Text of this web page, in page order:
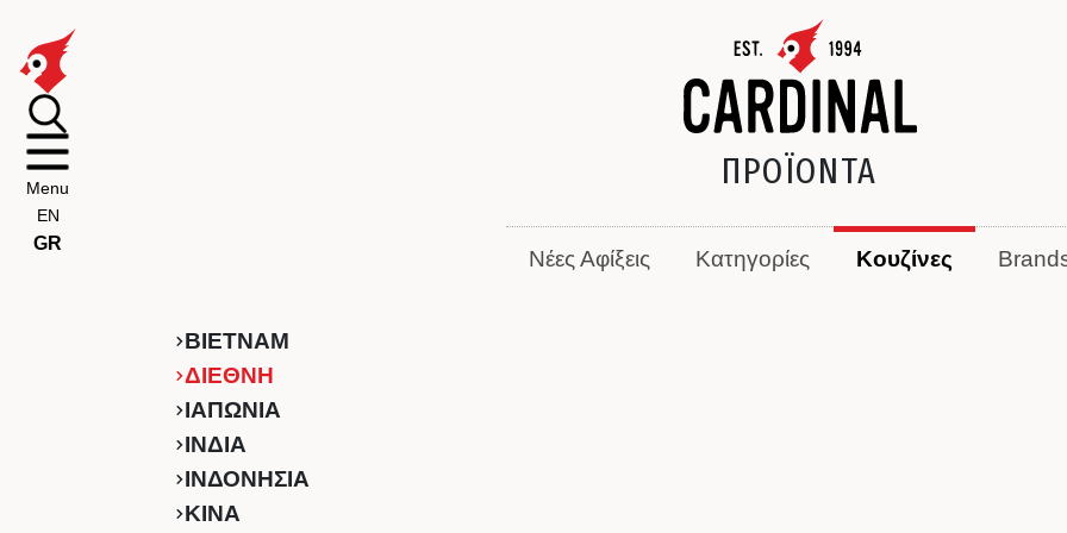
EN
GR
Menu ΠΡΟΪΟΝΤΑ
Νέες Αφίξεις Κατηγορίες Κουζίνες
ΒΙΕΤΝΑΜ
ΔΙΕΘΝΗ
ΙΑΠΩΝΙΑ
ΙΝΔΙΑ
ΙΝΔΟΝΗΣΙΑ
ΚINA